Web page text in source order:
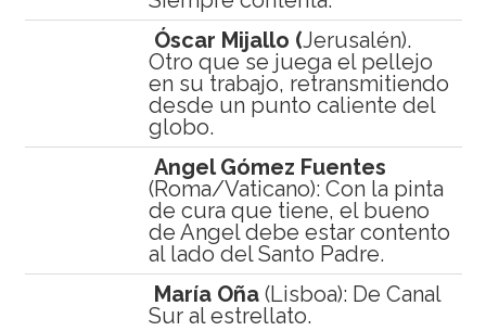
Óscar Mijallo (Jerusalén).
Otro que se juega el pellejo
en su trabajo, retransmitiendo
desde un punto caliente del
globo.
Angel Gómez Fuentes
(Roma/Vaticano): Con la pinta
de cura que tiene, el bueno
de Angel debe estar contento
al lado del Santo Padre.
María Oña(Lisboa): De Canal
Sur al estrellato.